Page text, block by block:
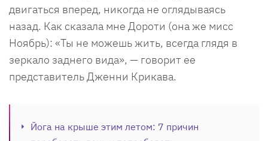
двигаться вперед, никогда не оглядываясь
назад. Как сказала мне Дороти (она же мисс
Ноябрь): «Ты не можешь жить, всегда глядя в
зеркало заднего вида», — говорит ее
представитель Дженни Крикава.
Йога на крыше этим летом: 7 причин